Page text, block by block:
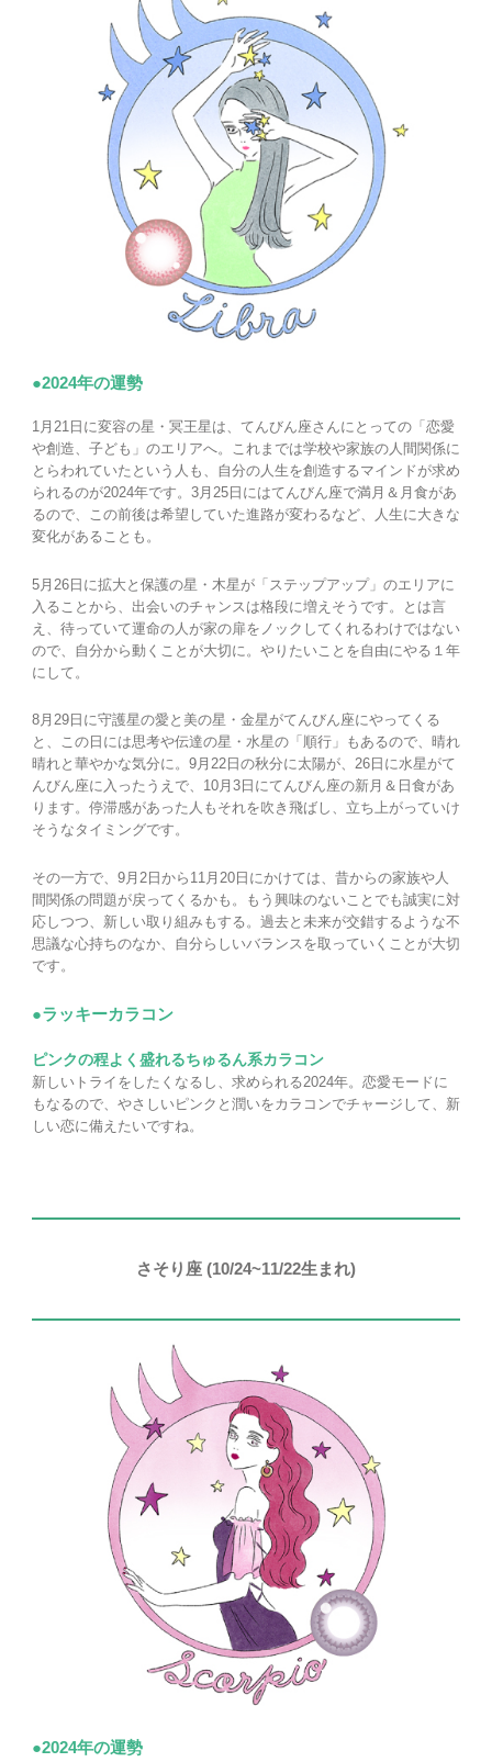
●2024年の運勢
1月21日に変容の星・冥王星は、てんびん座さんにとっての「恋愛
や創造、子ども」のエリアへ。これまでは学校や家族の人間関係に
とらわれていたという人も、自分の人生を創造するマインドが求め
られるのが2024年です。3月25日にはてんびん座で満月＆月食があ
るので、この前後は希望していた進路が変わるなど、人生に大きな
変化があることも。
5月26日に拡大と保護の星・木星が「ステップアップ」のエリアに
入ることから、出会いのチャンスは格段に増えそうです。とは言
え、待っていて運命の人が家の扉をノックしてくれるわけではない
ので、自分から動くことが大切に。やりたいことを自由にやる１年
にして。
8月29日に守護星の愛と美の星・金星がてんびん座にやってくる
と、この日には思考や伝達の星・水星の「順行」もあるので、晴れ
晴れと華やかな気分に。9月22日の秋分に太陽が、26日に水星がて
んびん座に入ったうえで、10月3日にてんびん座の新月＆日食があ
ります。停滞感があった人もそれを吹き飛ばし、立ち上がっていけ
そうなタイミングです。
その一方で、9月2日から11月20日にかけては、昔からの家族や人
間関係の問題が戻ってくるかも。もう興味のないことでも誠実に対
応しつつ、新しい取り組みもする。過去と未来が交錯するような不
思議な心持ちのなか、自分らしいバランスを取っていくことが大切
です。
●ラッキーカラコン
ピンクの程よく盛れるちゅるん系カラコン
新しいトライをしたくなるし、求められる2024年。恋愛モードに
もなるので、やさしいピンクと潤いをカラコンでチャージして、新
しい恋に備えたいですね。
さそり座 (10/24~11/22生まれ)
●2024年の運勢